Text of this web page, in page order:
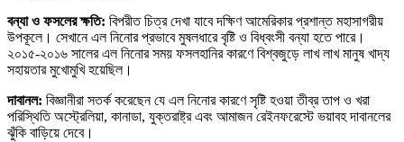
বন্যা ও ফসলের ক্ষতি: বিপরীত চিত্র দেখা যাবে দক্ষিণ আমেরিকার প্রশান্ত মহাসাগরীয়
উপকূলে। সেখানে এল নিনোর প্রভাবে মুষলধারে বৃষ্টি ও বিধ্বংসী বন্যা হতে পারে।
২০১৫-২০১৬ সালের এল নিনোর সময় ফসলহানির কারণে বিশ্বজুড়ে লাখ লাখ মানুষ খাদ্য
সহায়তার মুখোমুখি হয়েছিল।
দাবানল: বিজ্ঞানীরা সতর্ক করেছেন যে এল নিনোর কারণে সৃষ্টি হওয়া তীব্র তাপ ও খরা
পরিস্থিতি অস্ট্রেলিয়া, কানাডা, যুক্তরাষ্ট্র এবং আমাজন রেইনফরেস্টে ভয়াবহ দাবানলের
ঝুঁকি বাড়িয়ে দেবে।